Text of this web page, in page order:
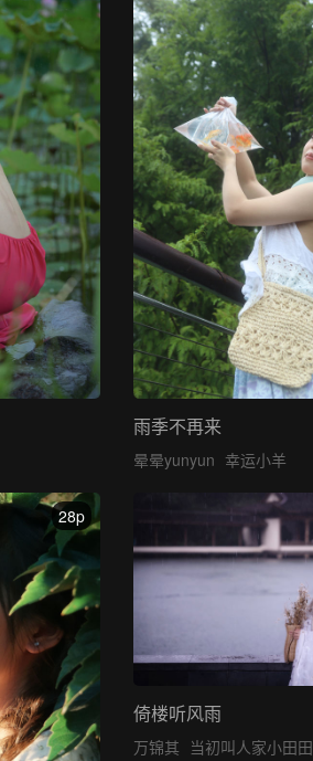
雨季不再来
晕晕yunyun 幸运小羊
28p
倚楼听风雨
万锦其 当初叫人家小田田